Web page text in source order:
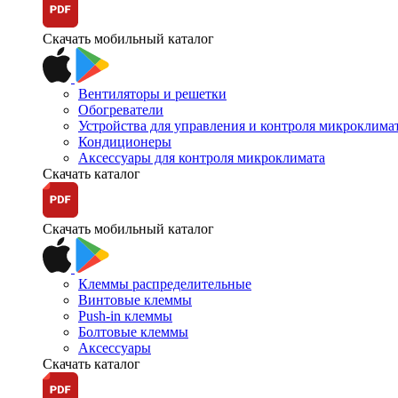
Скачать мобильный каталог
Вентиляторы и решетки
Обогреватели
Устройства для управления и контроля
Кондиционеры
Аксессуары для контроля микроклимата
Скачать каталог
Скачать мобильный каталог
Клеммы распределительные
Винтовые клеммы
Push-in клеммы
Болтовые клеммы
Аксессуары
Скачать каталог